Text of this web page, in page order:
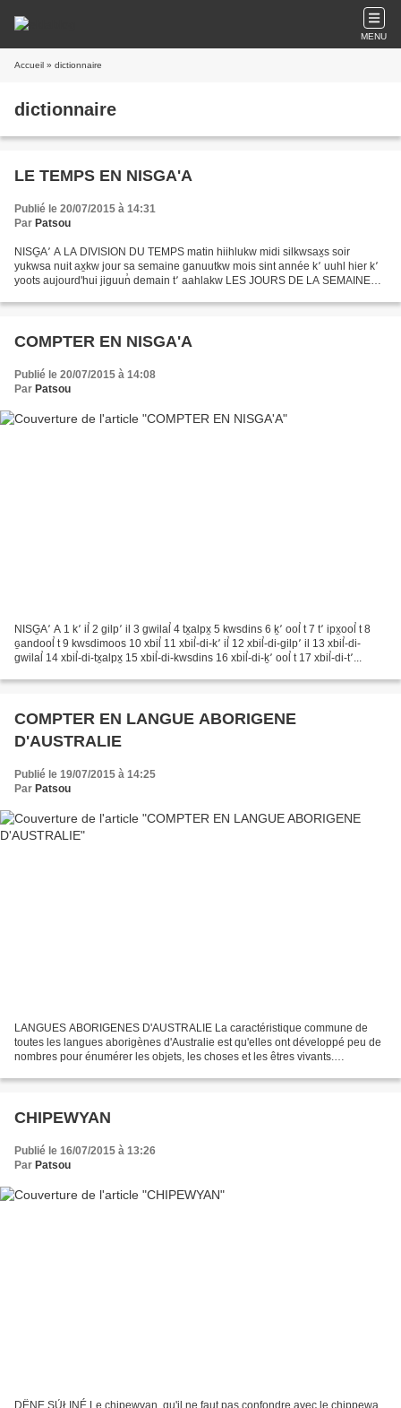
MENU
Accueil » dictionnaire
dictionnaire
LE TEMPS EN NISGA'A
Publié le 20/07/2015 à 14:31
Par Patsou
NISG̱A՚ A LA DIVISION DU TEMPS matin hiihlukw midi silkwsax̱s soir
yukwsa nuit ax̱kw jour sa semaine ganuutkw mois sint année k՚ uuhl hier k՚
yoots aujourd'hui jiguun̓ demain t՚ aahlakw LES JOURS DE LA SEMAINE
COMPTER EN NISGA'A
Publié le 20/07/2015 à 14:08
Par Patsou
NISG̱A՚ A 1 k՚ il̕ 2 gilp՚ il 3 gwilal̕ 4 tx̱alpx̱ 5 kwsdins 6 ḵ՚ ool̕ t 7 t՚ ipx̱ool̕ t 8
ɢ̱andool̕ t 9 kwsdimoos 10 xbil̕ 11 xbil̕-di-k՚ il̕ 12 xbil̕-di-gilp՚ il 13 xbil̕-di-
gwilal̕ 14 xbil̕-di-tx̱alpx̱ 15 xbil̕-di-kwsdins 16 xbil̕-di-ḵ՚ ool̕ t 17 xbil̕-di-t՚...
COMPTER EN LANGUE ABORIGENE
D'AUSTRALIE
Publié le 19/07/2015 à 14:25
Par Patsou
LANGUES ABORIGENES D'AUSTRALIE La caractéristique commune de
toutes les langues aborigènes d'Australie est qu'elles ont développé peu de
nombres pour énumérer les objets, les choses et les êtres vivants.
CHIPEWYAN
Publié le 16/07/2015 à 13:26
Par Patsou
DËNE SŲ́ŁINÉ Le chipewyan, qu'il ne faut pas confondre avec le chippewa